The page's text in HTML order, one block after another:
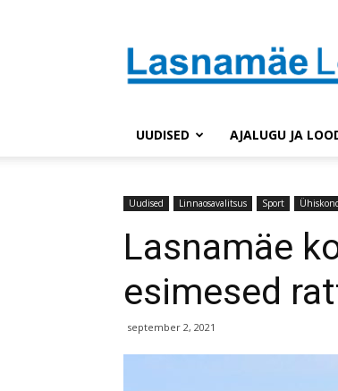
UUDISED AJALUGU JA
Uudised Linnaosavalitsus Sport
Lasnamäe
esimesed
september 2, 2021